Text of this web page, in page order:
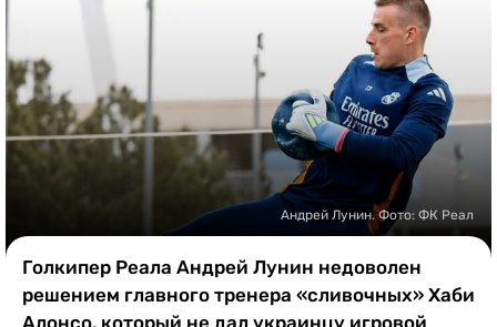
ЧЕ-2028
Букмекеры
Казино
Андрей Лунин. Фото: ФК Реал
Голкипер Реала Андрей Лунин недоволен
решением главного тренера «сливочных» Хаби
Алонсо, который не дал украинцу игровой